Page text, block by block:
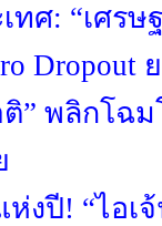
ศ: “เศรษ
” พลิกโฉ
งปี! “ไอเ